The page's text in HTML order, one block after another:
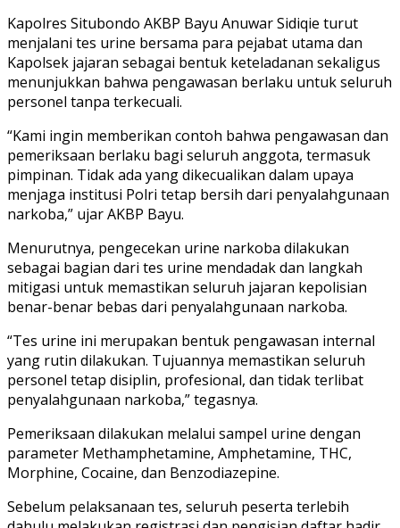
Kapolres Situbondo AKBP Bayu Anuwar Sidiqie turut
menjalani tes urine bersama para pejabat utama dan
Kapolsek jajaran sebagai bentuk keteladanan sekaligus
menunjukkan bahwa pengawasan berlaku untuk seluruh
personel tanpa terkecuali.
“Kami ingin memberikan contoh bahwa pengawasan dan
pemeriksaan berlaku bagi seluruh anggota, termasuk
pimpinan. Tidak ada yang dikecualikan dalam upaya
menjaga institusi Polri tetap bersih dari penyalahgunaan
narkoba,” ujar AKBP Bayu.
Menurutnya, pengecekan urine narkoba dilakukan
sebagai bagian dari tes urine mendadak dan langkah
mitigasi untuk memastikan seluruh jajaran kepolisian
benar-benar bebas dari penyalahgunaan narkoba.
“Tes urine ini merupakan bentuk pengawasan internal
yang rutin dilakukan. Tujuannya memastikan seluruh
personel tetap disiplin, profesional, dan tidak terlibat
penyalahgunaan narkoba,” tegasnya.
Pemeriksaan dilakukan melalui sampel urine dengan
parameter Methamphetamine, Amphetamine, THC,
Morphine, Cocaine, dan Benzodiazepine.
Sebelum pelaksanaan tes, seluruh peserta terlebih